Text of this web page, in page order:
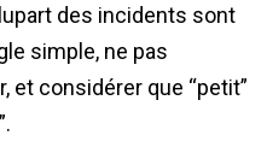
des incidents sont
simple, ne pas
et considérer que “petit”